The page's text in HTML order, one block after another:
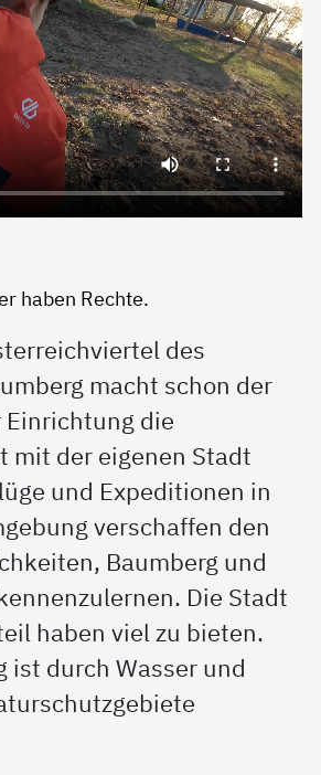
des
macht schon der
Einrichtung die
mit der eigenen Stadt
und Expeditionen in
verschaffen den
Baumberg und
Die Stadt
haben viel zu bieten.
ist durch Wasser und